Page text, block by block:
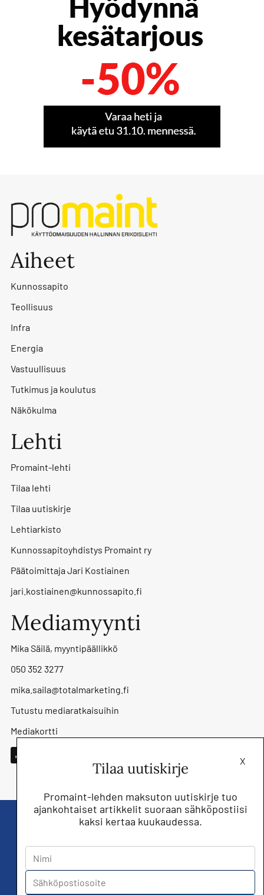
Aiheet
Kunnossapito
Teollisuus
Infra
Energia
Vastuullisuus
Tutkimus ja koulutus
Näkökulma
Lehti
Promaint-lehti
Tilaa lehti
Tilaa uutiskirje
Lehtiarkisto
Kunnossapitoyhdistys Promaint ry
Päätoimittaja Jari Kostiainen
jari.kostiainen@kunnossapito.fi
Mediamyynti
Mika Säilä, myyntipäällikkö
050 352 3277
mika.saila@totalmarketing.fi
Tutustu mediaratkaisuihin
Mediakortti
jäsenetujen lisäksi!
X
Tilaa uutiskirje
Promaint-lehden maksuton uutiskirje tuo
ajankohtaiset artikkelit suoraan sähköpostiisi
kaksi kertaa kuukaudessa.